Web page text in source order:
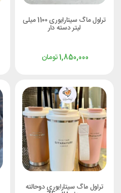
تراول ماگ سیتارایوری 11۰۰ میلی
لیتر دسته دار
تومان1,850,000
تراول ماگ سیتارایوری دوحالته